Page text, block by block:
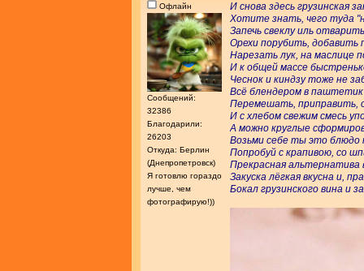
Офлайн
Сообщений:
32386
Благодарили:
26203
Откуда: Берлин
(Днепропетровск)
Я готовлю гораздо
лучше, чем
фотографирую!))
И снова здесь грузинская
Хотите знать, чего туда
Запечь свеклу иль
Орехи порубить, добавить
Нарезать лук, на маслице
И к общей массе
Чеснок и киндзу тоже не
Всё блендером в
Перемешать, приправить,
И с хлебом свежим смесь
А можно круглые
Возьми себе ты это блюдо
Попробуй с крапивою, со
Прекрасная альтернатива
Закуска лёгкая вкусна и,
Бокал грузинского вина и